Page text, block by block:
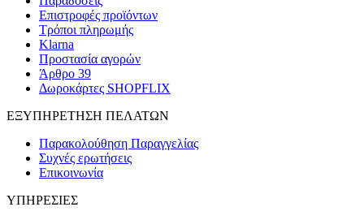
Επιστροφές προϊόντων
Τρόποι πληρωμής
Klarna
Προστασία αγορών
Άρθρο 39
Δωροκάρτες SHOPFLIX
ΕΞΥΠΗΡΕΤΗΣΗ ΠΕΛΑΤΩΝ
Παρακολούθηση Παραγγελίας
Συχνές ερωτήσεις
Επικοινωνία
ΥΠΗΡΕΣΙΕΣ